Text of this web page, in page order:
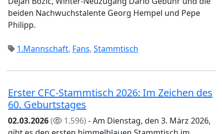
beiden Nachwuchstalente Georg Hempel und Pepe
Philipp.
1.Mannschaft, Fans, Stammtisch
Erster CFC-Stammtisch 2026: Im Zeichen des
60. Geburtstages
02.03.2026( 1.596) - Am Dienstag, den 3. März 2026,